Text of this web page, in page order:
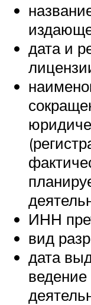
дата и
ИНН
вид
дата